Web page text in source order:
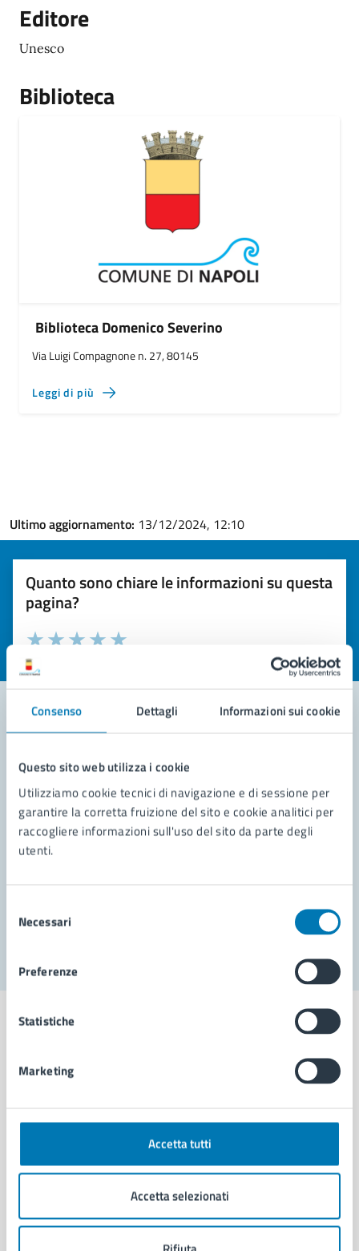
Consenso Dettagli Informazioni sui cookie
Questo sito web utilizza i cookie
Utilizziamo cookie tecnici di navigazione e di sessione per
garantire la corretta fruizione del sito e cookie analitici per
raccogliere informazioni sull'uso del sito da parte degli
utenti.
delNecessari
Preferenze
Statistiche
Marketing
Accetta tutti
Accetta selezionati
Editore
Unesco
Biblioteca
Biblioteca Domenico Severino
Via Luigi Compagnone n. 27, 80145
Leggi di più
Ultimo aggiornamento: 13/12/2024, 12:10
Quanto sono chiare le informazioni su questa
pagina?
Valuta la chiarezza delle informazioni (da 1 a 5 stelle)
Seleziona il numero di stelle per valutare la chiarezza delle
Valuta 1 stelle su 5
Richiedi assistenza
Segnala disservizio
Comune di Napoli
AMMINISTRAZIONE
Organi di governo
Enti e fondazioni